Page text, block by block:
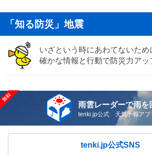
「知る防災」地震
いざという時にあわてないため
確かな情報と行動で防災力アッ
雨雲レーダーで雨を
tenki.jp公式 天気予報アプ
tenki.jp公式SNS